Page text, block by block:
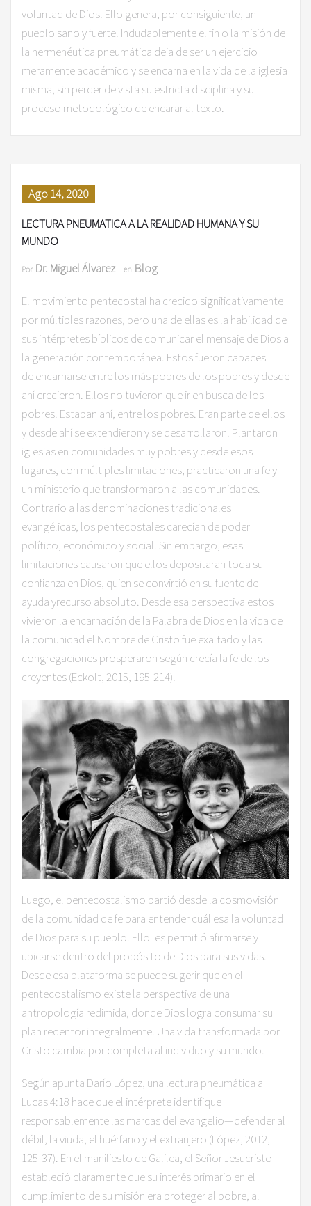
voluntad de Dios. Ello genera, por consiguiente, un
pueblo sano y fuerte. Indudablemente el fin o la misión de
la hermenéutica pneumática deja de ser un ejercicio
meramente académico y se encarna en la vida de la iglesia
misma, sin perder de vista su estricta disciplina y su
proceso metodológico de encarar al texto.
Ago 14, 2020
LECTURA PNEUMATICA A LA REALIDAD HUMANA Y SU
MUNDO
Por Dr. Miguel Álvarez en Blog
El movimiento pentecostal ha crecido significativamente
por múltiples razones, pero una de ellas es la habilidad de
sus intérpretes bíblicos de comunicar el mensaje de Dios a
la generación contemporánea. Estos fueron capaces
de encarnarse entre los más pobres de los pobres y desde
ahí crecieron. Ellos no tuvieron que ir en busca de los
pobres. Estaban ahí, entre los pobres. Eran parte de ellos
y desde ahí se extendieron y se desarrollaron. Plantaron
iglesias en comunidades muy pobres y desde esos
lugares, con múltiples limitaciones, practicaron una fe y
un ministerio que transformaron a las comunidades.
Contrario a las denominaciones tradicionales
evangélicas, los pentecostales carecían de poder
político, económico y social. Sin embargo, esas
limitaciones causaron que ellos depositaran toda su
confianza en Dios, quien se convirtió en su fuente de
ayuda yrecurso absoluto. Desde esa perspectiva estos
vivieron la encarnación de la Palabra de Dios en la vida de
la comunidad el Nombre de Cristo fue exaltado y las
congregaciones prosperaron según crecía la fe de los
creyentes (Eckolt, 2015, 195-214).
Luego, el pentecostalismo partió desde la cosmovisión
de la comunidad de fe para entender cuál esa la voluntad
de Dios para su pueblo. Ello les permitió afirmarse y
ubicarse dentro del propósito de Dios para sus vidas.
Desde esa plataforma se puede sugerir que en el
pentecostalismo existe la perspectiva de una
antropología redimida, donde Dios logra consumar su
plan redentor integralmente. Una vida transformada por
Cristo cambia por completa al individuo y su mundo.
​Según apunta Darío López, una lectura pneumática a
Lucas 4:18 hace que el intérprete identifique
responsablemente las marcas del evangelio—defender al
débil, la viuda, el huérfano y el extranjero (López, 2012,
125-37). En el manifiesto de Galilea, el Señor Jesucristo
estableció claramente que su interés primario en el
cumplimiento de su misión era proteger al pobre, al